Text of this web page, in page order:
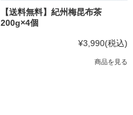
【送料無料】紀州梅昆布茶
200g×4個
¥3,990(税込)
商品を見る